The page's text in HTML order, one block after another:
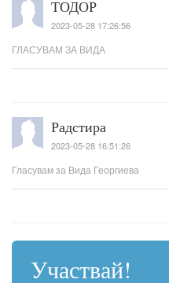
ТОДОР
2023-05-28 17:26:56
ГЛАСУВАМ ЗА ВИДА
Радстира
2023-05-28 16:51:26
Гласувам за Вида Георгиева
Дачо Петров
2023-05-28 15:14:52
Участвай!